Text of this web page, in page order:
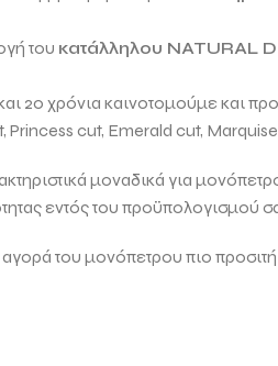
του κατάλληλου NATURAL
20 χρόνια καινοτομούμε και
Princess cut, Emerald cut,
μοναδικά για
εντός του προϋπολογισμού
του μονόπετρου πιο